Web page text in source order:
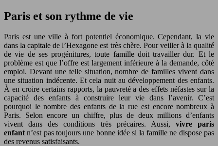
Paris et son rythme de vie
Paris est une ville à fort potentiel économique. Cependant, la vie
dans la capitale de l’Hexagone est très chère. Pour veiller à la qualité
de vie de ses progénitures, toute famille doit travailler dur. Et le
problème est que l’offre est largement inférieure à la demande, côté
emploi. Devant une telle situation, nombre de familles vivent dans
une situation indécente. Et cela nuit au développement des enfants.
À en croire certains rapports, la pauvreté a des effets néfastes sur la
capacité des enfants à construire leur vie dans l’avenir. C’est
pourquoi le nombre des enfants de la rue est encore nombreux à
Paris. Selon encore un chiffre, plus de deux millions d’enfants
vivent dans des conditions très précaires. Aussi, vivre paris
enfantn’est pas toujours une bonne idée si la famille ne dispose pas
des revenus satisfaisants.